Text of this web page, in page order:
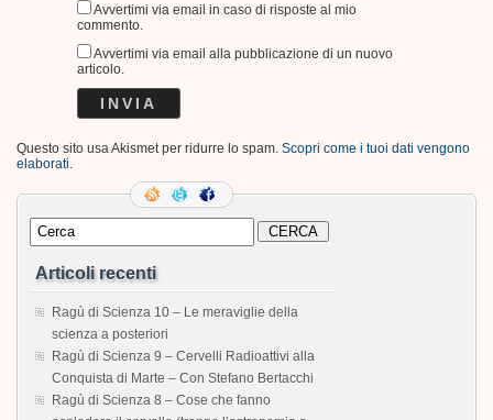
Avvertimi via email in caso di risposte al mio
commento.
Avvertimi via email alla pubblicazione di un nuovo
articolo.
Questo sito usa Akismet per ridurre lo spam. Scopri come i tuoi dati vengono
elaborati
Articoli recenti
Ragù di Scienza 10 – Le meraviglie della
scienza a posteriori
Ragù di Scienza 9 – Cervelli Radioattivi alla
Conquista di Marte – Con Stefano Bertacchi
Ragù di Scienza 8 – Cose che fanno